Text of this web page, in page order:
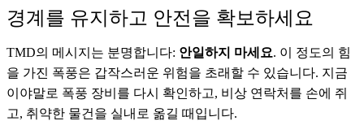
경계를 유지하고 안전을 확보하세요
TMD의 메시지는 분명합니다: 안일하지 마세요. 이 정도의 힘
을 가진 폭풍은 갑작스러운 위험을 초래할 수 있습니다. 지금
이야말로 폭풍 장비를 다시 확인하고, 비상 연락처를 손에 쥐
고, 취약한 물건을 실내로 옮길 때입니다.